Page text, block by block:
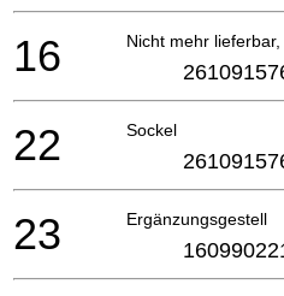
Nicht mehr
16
Sockel
22
Ergänzungsgestell
23